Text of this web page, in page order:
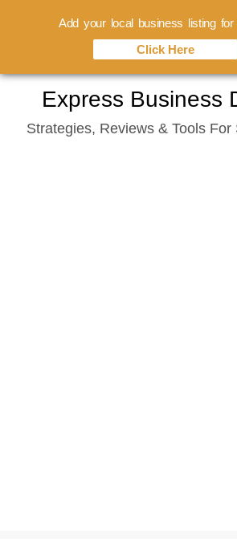
content
Express Business
Strategies, Reviews & Tools For
Add your local business listing for
Click Here